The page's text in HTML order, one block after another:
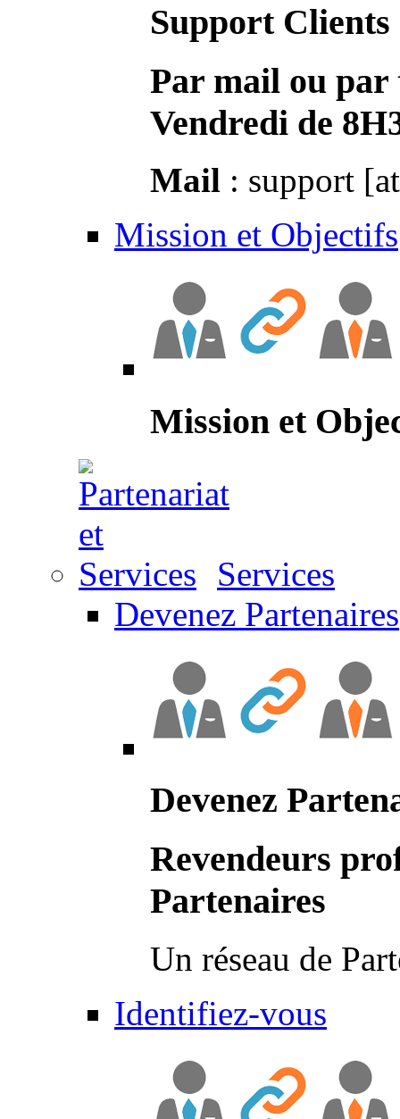
Support Clients
Par mail ou par
Vendredi de
Mail : support
Mission et Objectifs
Mission et
Services
Devenez Partenaires
Devenez
Revendeurs
Partenaires
Un réseau de
Identifiez-vous